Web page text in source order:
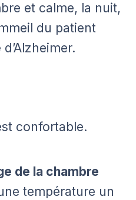
et calme, la nuit,
du patient
confortable.
de la chambre
température un